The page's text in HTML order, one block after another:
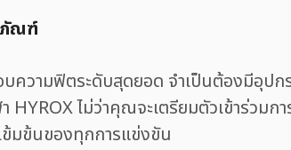
ภัณฑ์
ความฟิตระดับสุดยอด จำเป็นต้องมีอุป
ไม่ว่าคุณจะเตรียมตัวเข้าร่วม
มข้นของทุกการแข่งขัน